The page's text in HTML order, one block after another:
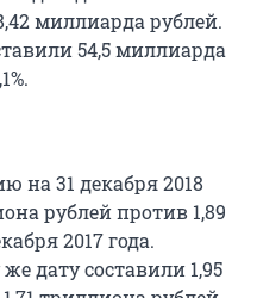
миллиарда рублей.
54,5 миллиарда
на 31 декабря 2018
рублей против 1,89
2017 года.
дату составили 1,95